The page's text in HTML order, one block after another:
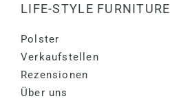
LIFE-STYLE FURNITURE
Polster
Verkaufstellen
Rezensionen
Über uns